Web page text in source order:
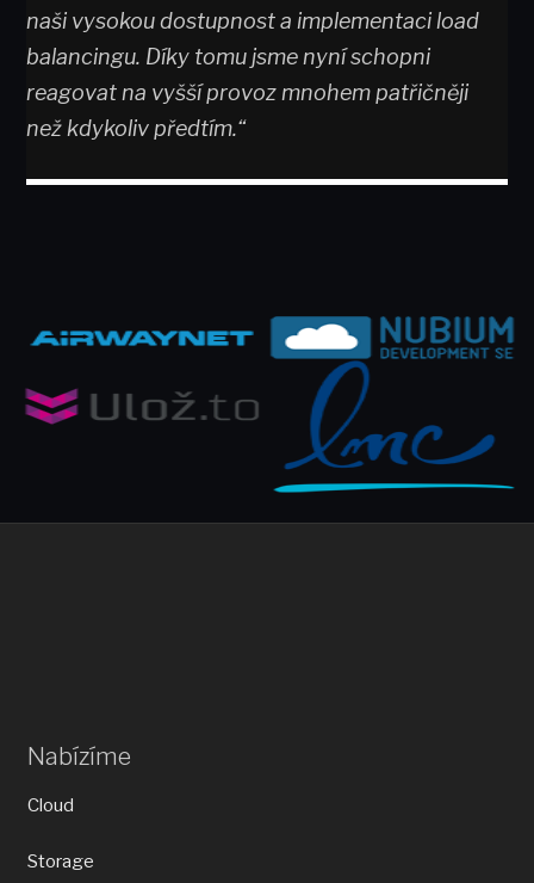
naši vysokou dostupnost a implementaci load
balancingu. Díky tomu jsme nyní schopni
reagovat na vyšší provoz mnohem patřičněji
než kdykoliv předtím.“
Nabízíme
Cloud
Storage